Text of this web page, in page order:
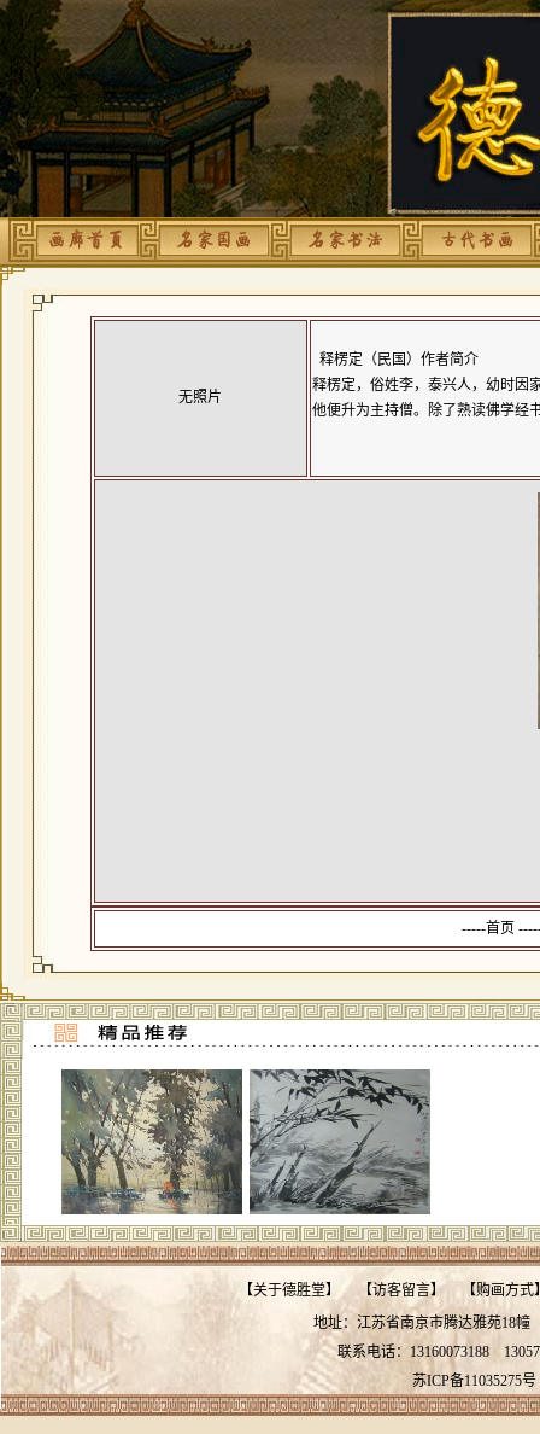
无照片
释楞定（民国）作者简介
释楞定，俗姓李，泰兴人，幼时因
他便升为主持僧。除了熟读佛学经
-----首页
【关于德胜堂】 【访客留言】 【购画方式
地址：江苏省南京市腾达雅苑
联系电话：13160073188
苏ICP备11035275号